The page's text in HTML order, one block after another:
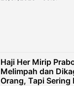
Haji Her Mirip
Melimpah dan
Orang, Tapi Sering